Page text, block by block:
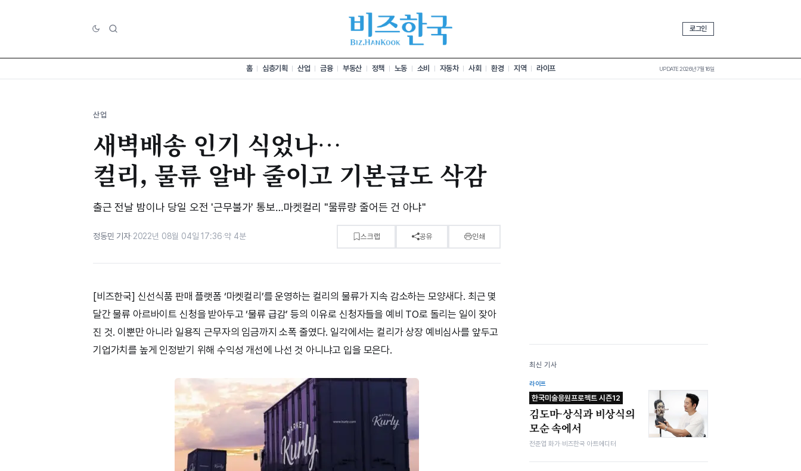
로그인
홈 심층기획 산업 금융 부동산 정책 노동 소비 자동차 사회 환경 지역 라이프 UPDATE 2026년 7월 16일
산업
새벽배송 인기 식었나…
컬리, 물류 알바 줄이고 기본급도 삭감
출근 전날 밤이나 당일 오전 '근무불가' 통보…마켓컬리 "물류량 줄어든 건 아냐"
정동민 기자·2022년 08월 04일 17:36·약 4분 스크랩 공유 인쇄
[비즈한국] 신선식품 판매 플랫폼 ‘마켓컬리’를 운영하는 컬리의 물류가 지속 감소하는 모양새다. 최근 몇
달간 물류 아르바이트 신청을 받아두고 ‘물류 급감’ 등의 이유로 신청자들을 예비 TO로 돌리는 일이 잦아
진 것. 이뿐만 아니라 일용직 근무자의 임금까지 소폭 줄였다. 일각에서는 컬리가 상장 예비심사를 앞두고
기업가치를 높게 인정받기 위해 수익성 개선에 나선 것 아니냐고 입을 모은다.
최신 기사
라이프
한국미술응원프로젝트 시즌12
김도마-상식과 비상식의
모순 속에서
전준엽 화가·비즈한국 아트에디터